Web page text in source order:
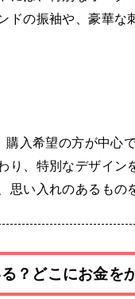
ドの振袖や、豪華な
入希望の方が中心
り、特別なデザイン
思い入れのあるもの
？どこにお金を